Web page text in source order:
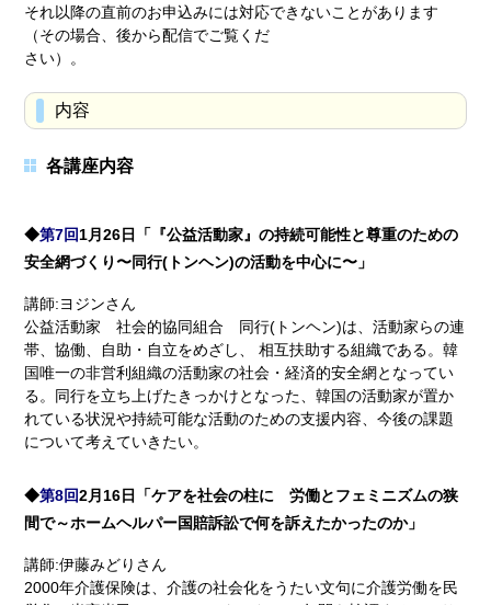
それ以降の直前のお申込みには対応できないことがあります
（その場合、後から配信でご覧くだ
さい）。
内容
各講座内容
◆第7回1月26日「『公益活動家』の持続可能性と尊重のための
安全網づくり〜同行(トンヘン)の活動を中心に〜」
講師:ヨジンさん
公益活動家 社会的協同組合 同行(トンヘン)は、活動家らの連
帯、協働、自助・自立をめざし、 相互扶助する組織である。韓
国唯一の非営利組織の活動家の社会・経済的安全網となってい
る。同行を立ち上げたきっかけとなった、韓国の活動家が置か
れている状況や持続可能な活動のための支援内容、今後の課題
について考えていきたい。
◆第8回2月16日「ケアを社会の柱に 労働とフェミニズムの狭
間で～ホームヘルパー国賠訴訟で何を訴えたかったのか」
講師:伊藤みどりさん
2000年介護保険は、介護の社会化をうたい文句に介護労働を民